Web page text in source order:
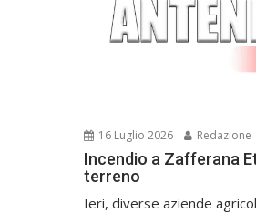
16 Luglio 2026 Redazione
Incendio a Zafferana
terreno
Ieri, diverse aziende